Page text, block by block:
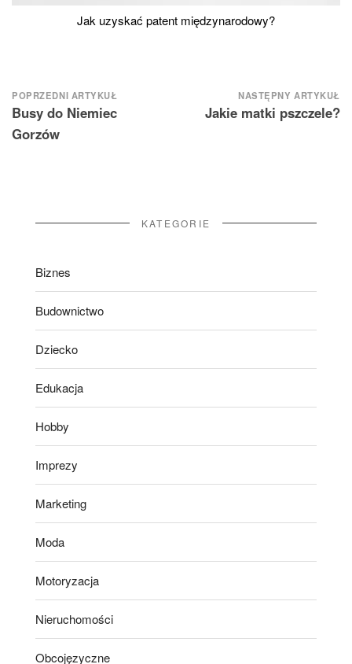
Jak uzyskać patent międzynarodowy?
Nawigacja
wpisu
POPRZEDNI ARTYKUŁ
Busy do Niemiec
Gorzów
NASTĘPNY ARTYKUŁ
Jakie matki pszczele?
KATEGORIE
Biznes
Budownictwo
Dziecko
Edukacja
Hobby
Imprezy
Marketing
Moda
Motoryzacja
Nieruchomości
Obcojęzyczne